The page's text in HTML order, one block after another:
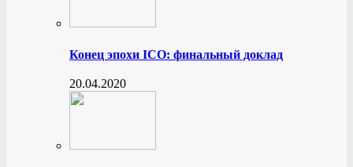
Конец эпохи ICO: финальный доклад
20.04.2020